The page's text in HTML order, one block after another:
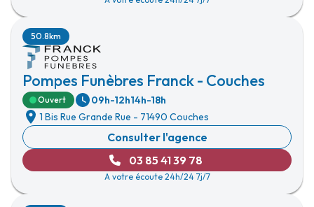
Pompes Funèbres Franck - Couches
50.8km
Ouvert 09h-12h14h-18h
1 Bis Rue Grande Rue - 71490 Couches
Consulter l'agence
03 85 41 39 78
A votre écoute 24h/24 7j/7